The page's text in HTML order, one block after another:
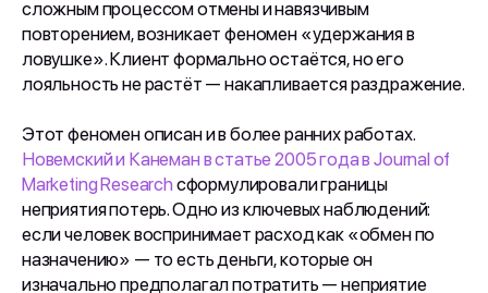
сложным процессом отмены и навязчивым
повторением, возникает феномен «удержания в
ловушке». Клиент формально остаётся, но его
лояльность не растёт — накапливается раздражение.
Этот феномен описан и в более ранних работах.
Новемский и Канеман в статье 2005 года в Journal of
Marketing Researchсформулировали границы
неприятия потерь. Одно из ключевых наблюдений:
если человек воспринимает расход как «обмен по
назначению» — то есть деньги, которые он
изначально предполагал потратить — неприятие